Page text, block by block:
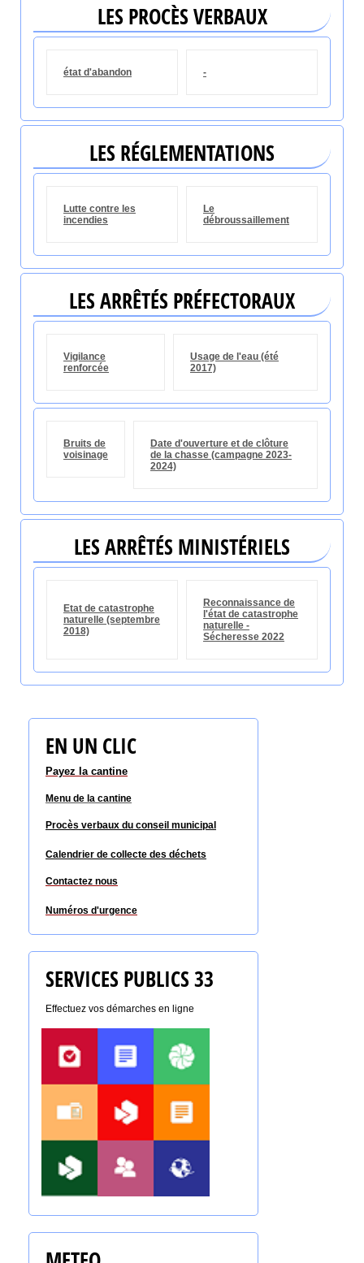
LES PROCÈS VERBAUX
état d'abandon -
LES RÉGLEMENTATIONS
Lutte contre les
incendies
Le
débroussaillement
LES ARRÊTÉS PRÉFECTORAUX
Vigilance
renforcée
Usage de l'eau (été
2017)
Bruits de
voisinage
Date d'ouverture et de clôture
de la chasse (campagne 2023-
2024)
LES ARRÊTÉS MINISTÉRIELS
Etat de catastrophe
naturelle (septembre
2018)
Reconnaissance de
l'état de catastrophe
naturelle -
Sécheresse 2022
EN UN CLIC
Payez la cantine
Menu de la cantine
Procès verbaux du conseil municipal
Calendrier de collecte des déchets
Contactez nous
Numéros d'urgence
SERVICES PUBLICS 33
Effectuez vos démarches en ligne